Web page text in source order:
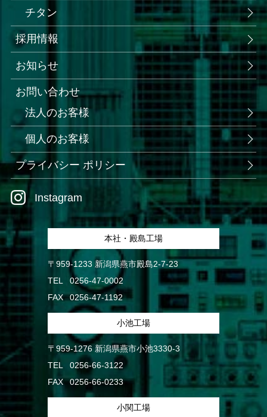
Instagram
チタン
採用情報
お知らせ
お問い合わせ
法人のお客様
個人のお客様
プライバシー ポリシー
本社・殿島工場
〒959-1233 新潟県燕市殿島2-7-23
TEL
0256-47-0002
FAX
0256-47-1192
小池工場
〒959-1276 新潟県燕市小池3330-3
TEL
0256-66-3122
FAX
0256-66-0233
小関工場